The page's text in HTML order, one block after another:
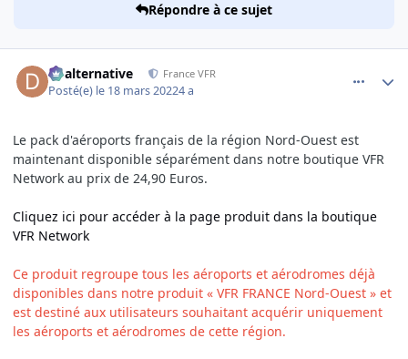
Répondre à ce sujet
dbalternative France VFR
Posté(e) le 18 mars 20224 a
Le pack d'aéroports français de la région Nord-Ouest est
maintenant disponible séparément dans notre boutique VFR
Network au prix de 24,90 Euros.
Cliquez ici pour accéder à la page produit dans la boutique
VFR Network
Ce produit regroupe tous les aéroports et aérodromes déjà
disponibles dans notre produit « VFR FRANCE Nord-Ouest » et
est destiné aux utilisateurs souhaitant acquérir uniquement
les aéroports et aérodromes de cette région.